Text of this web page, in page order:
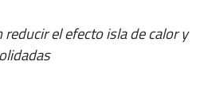
el efecto isla de calor y